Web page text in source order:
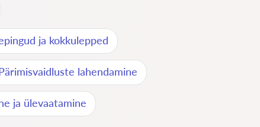
ja kokkulepped
lahendamine
ja ülevaatamine